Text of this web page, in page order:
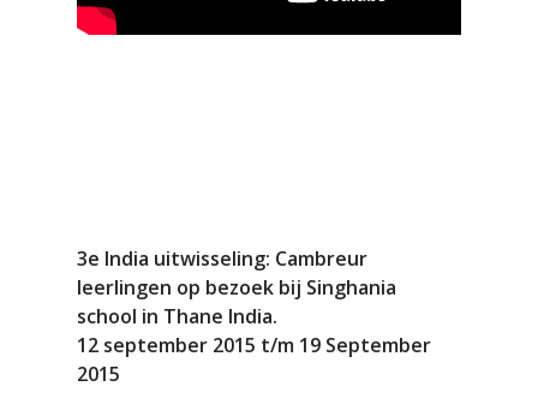
3e India uitwisseling: Cambreur
leerlingen op bezoek bij Singhania
school in Thane India.
12 september 2015 t/m 19 September
2015